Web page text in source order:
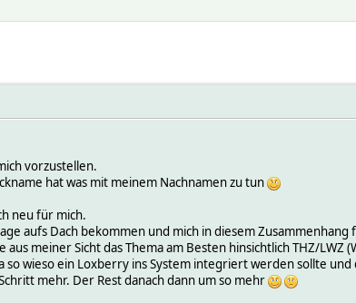
vorzustellen.
hat was mit meinem Nachnamen zu tun
neu für mich.
aufs Dach bekommen und mich in diesem
meiner Sicht das Thema am Besten hinsichtlich THZ/LWZ
wieso ein Loxberry ins System integriert werden sollte
mehr. Der Rest danach dann um so mehr